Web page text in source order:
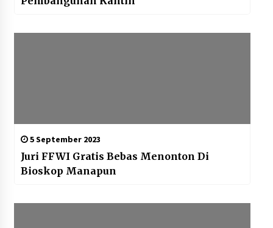
5 September 2023
Juri FFWI Gratis Bebas Menonton Di
Bioskop Manapun